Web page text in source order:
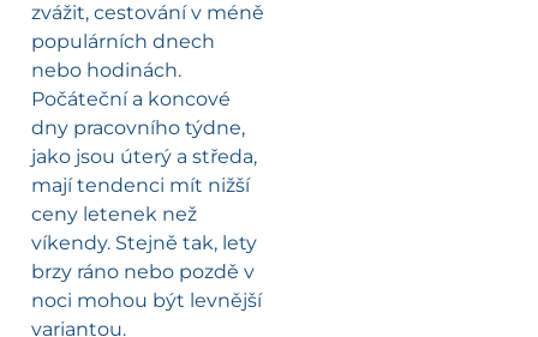
zvážit, cestování v méně
populárních dnech
nebo hodinách.
Počáteční a koncové
dny pracovního týdne,
jako jsou úterý a středa,
mají tendenci mít nižší
ceny letenek než
víkendy. Stejně tak, lety
brzy ráno nebo pozdě v
noci mohou být levnější
variantou.